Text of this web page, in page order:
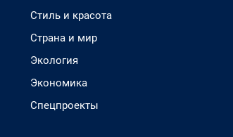
Стиль и красота
Страна и мир
Экология
Экономика
Спецпроекты